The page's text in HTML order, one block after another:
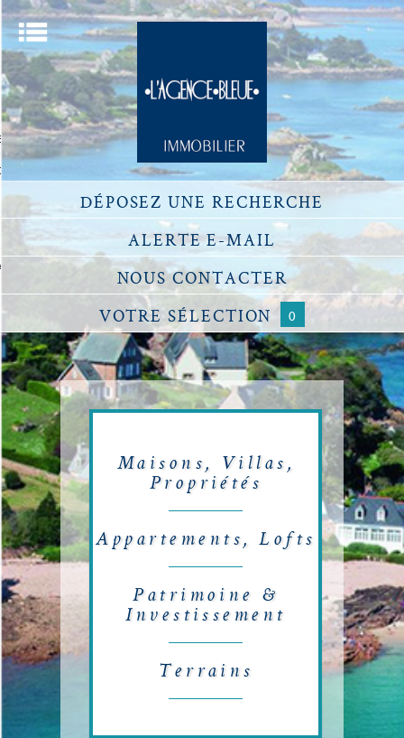
DÉPOSEZ UNE RECHERCHE
ALERTEE-MAIL
NOUSCONTACTER
VOTRESÉLECTION 0
Menu
ACCUEIL
UN BIEN
ESTIMER UN BIEN
DÉFISCALISATION
NOTRE AGENCE
PROPRIÉTAIRE
Maisons, Villas,
Propriétés
Appartements, Lofts
Patrimoine &
Investissement
Terrains